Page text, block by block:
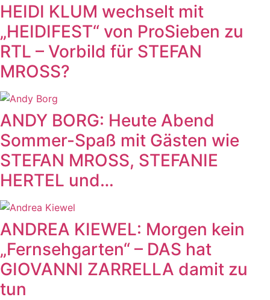
HEIDI KLUM wechselt mit
„HEIDIFEST“ von ProSieben zu
RTL – Vorbild für STEFAN
MROSS?
ANDY BORG: Heute Abend
Sommer-Spaß mit Gästen wie
STEFAN MROSS, STEFANIE
HERTEL und…
ANDREA KIEWEL: Morgen kein
„Fernsehgarten“ – DAS hat
GIOVANNI ZARRELLA damit zu
tun